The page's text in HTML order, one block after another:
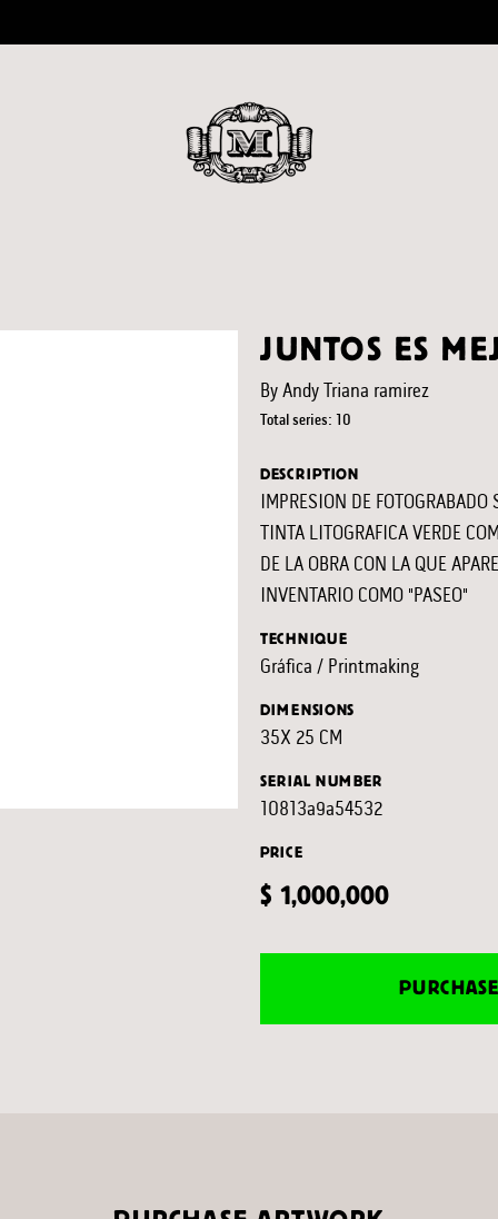
JUNTOS ES
By Andy Triana ramirez
Total series: 10
DESCRIPTION
IMPRESION DE
TINTA LITOGRAFICA VERDE
DE LA OBRA CON LA QUE
INVENTARIO COMO "PASEO"
TECHNIQUE
Gráfica / Printmaking
DIMENSIONS
35X 25 CM
SERIAL NUMBER
10813a9a54532
PRICE
$ 1,000,000